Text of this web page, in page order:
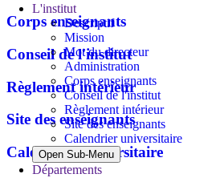
L'institut
Descriptif
Mission
Mot du directeur
Administration
Corps enseignants
Conseil de l'institut
Règlement intérieur
Site des enseignants
Calendrier universitaire
Open Sub-Menu
Départements
Corps enseignants
Conseil de l'institut
Règlement intérieur
Site des enseignants
Calendrier universitaire